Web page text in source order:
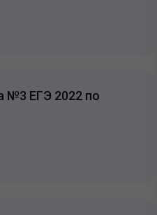
№3 ЕГЭ 2022 по